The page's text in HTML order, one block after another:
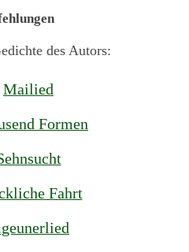
des Autors:
Mailied
Formen
Fahrt